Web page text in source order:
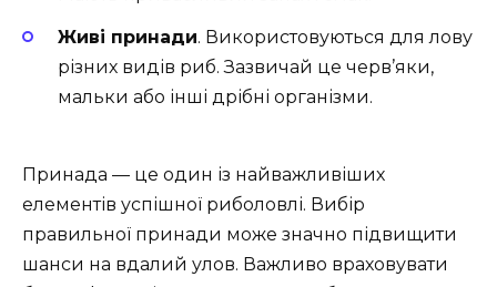
Живі принади. Використовуються для лову
різних видів риб. Зазвичай це черв’яки,
мальки або інші дрібні організми.
Принада — це один із найважливіших
елементів успішної риболовлі. Вибір
правильної принади може значно підвищити
шанси на вдалий улов. Важливо враховувати